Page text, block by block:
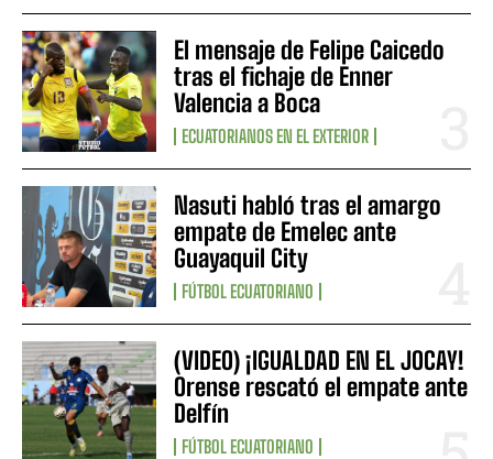
El mensaje de Felipe Caicedo
tras el fichaje de Enner
Valencia a Boca
ECUATORIANOS EN EL EXTERIOR
Nasuti habló tras el amargo
empate de Emelec ante
Guayaquil City
FÚTBOL ECUATORIANO
(VIDEO) ¡IGUALDAD EN EL JOCAY!
Orense rescató el empate ante
Delfín
FÚTBOL ECUATORIANO